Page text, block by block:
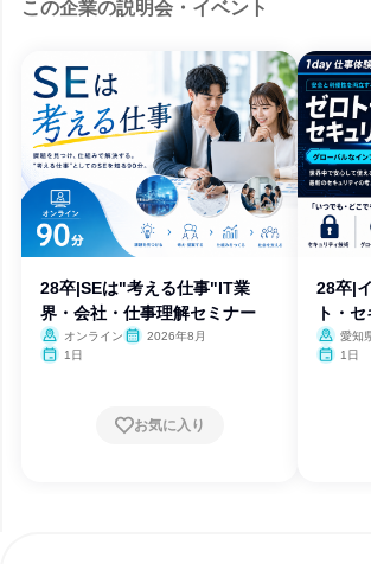
この企業の説明会・イベント
28卒|SEは"考える仕事"IT業
界・会社・仕事理解セミナー
オンライン
2026年8月
1日
お気に入り
28卒|
ト・
愛知
1日